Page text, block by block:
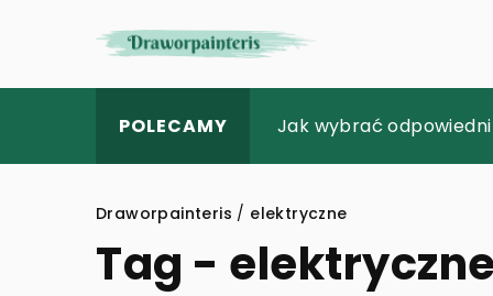
POLECAMY Korzyści płynące z
Jak wybrać
Sukienka koktajlowa –
Draworpainteris / elektryczne
Tag - elektryczne